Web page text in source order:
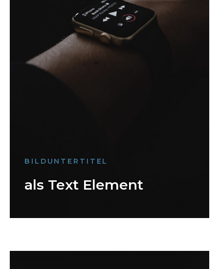
BILDUNTERTITEL
als Text Element